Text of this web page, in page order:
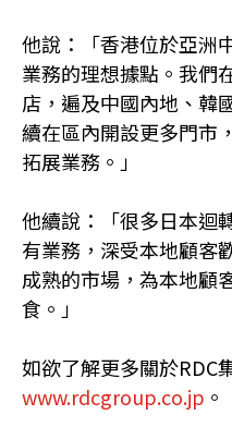
他說：「香港位於亞洲
業務的理想據點。我們
店，遍及中國內地、韓
續在區內開設更多門市
拓展業務。」
他續說：「很多日本迴
有業務，深受本地顧客
成熟的市場，為本地顧
食。」
如欲了解更多關於RDC
www.rdcgroup.co.jp 。